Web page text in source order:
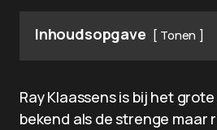
Inhoudsopgave Tonen
Ray Klaassens is bij het
bekend als de strenge maar